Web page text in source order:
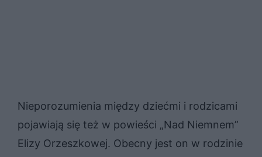
Nieporozumienia między dziećmi i rodzicami
pojawiają się też w powieści „Nad Niemnem”
Elizy Orzeszkowej. Obecny jest on w rodzinie